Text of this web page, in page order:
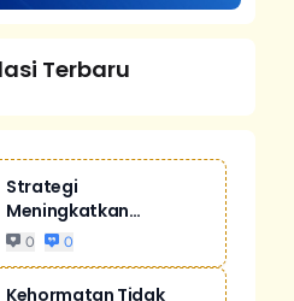
Terbaru
Strategi
Meningkatkan
Penjualan Melalui
0 0
Kehormatan Tidak